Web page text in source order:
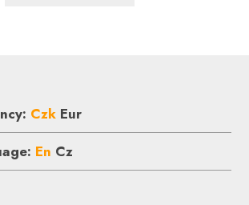
Czk Eur
En Cz